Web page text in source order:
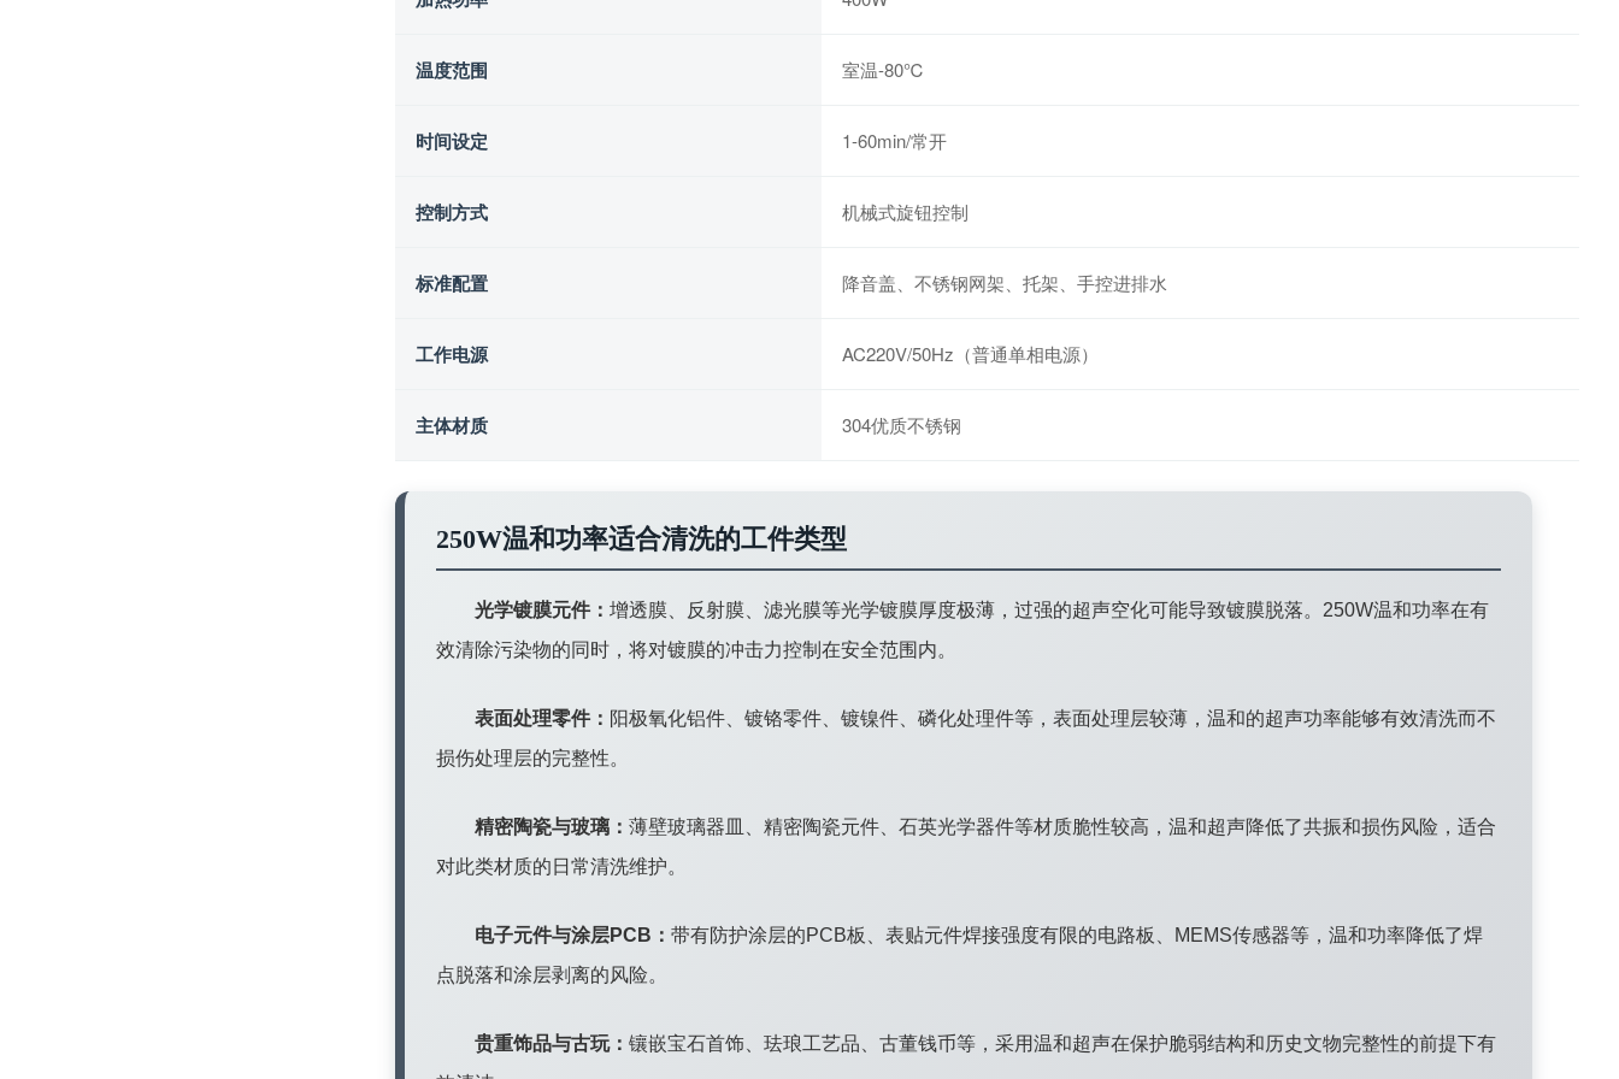
温度范围 室温-80℃
时间设定 1-60min/常开
控制方式 机械式旋钮控制
标准配置 降音盖、不锈钢网架、托架、手控进排水
工作电源 AC220V/50Hz（普通单相电源）
主体材质 304优质不锈钢
250W温和功率适合清洗的工件类型
光学镀膜元件： 增透膜、反射膜、滤光膜等光学镀膜厚度极薄，过强的超声空化可能导致镀膜脱落。250W温和功率在有
效清除污染物的同时，将对镀膜的冲击力控制在安全范围内。
表面处理零件： 阳极氧化铝件、镀铬零件、镀镍件、磷化处理件等，表面处理层较薄，温和的超声功率能够有效清洗而不
损伤处理层的完整性。
精密陶瓷与玻璃： 薄壁玻璃器皿、精密陶瓷元件、石英光学器件等材质脆性较高，温和超声降低了共振和损伤风险，适合
对此类材质的日常清洗维护。
电子元件与涂层PCB： 带有防护涂层的PCB板、表贴元件焊接强度有限的电路板、MEMS传感器等，温和功率降低了焊
点脱落和涂层剥离的风险。
贵重饰品与古玩： 镶嵌宝石首饰、珐琅工艺品、古董钱币等，采用温和超声在保护脆弱结构和历史文物完整性的前提下有